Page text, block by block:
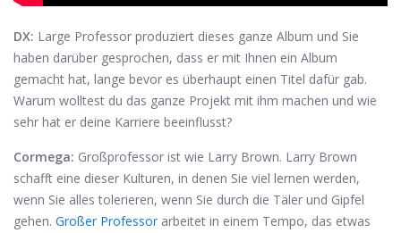
DX: Large Professor produziert dieses ganze Album und Sie
haben darüber gesprochen, dass er mit Ihnen ein Album
gemacht hat, lange bevor es überhaupt einen Titel dafür gab.
Warum wolltest du das ganze Projekt mit ihm machen und wie
sehr hat er deine Karriere beeinflusst?
Cormega: Großprofessor ist wie Larry Brown. Larry Brown
schafft eine dieser Kulturen, in denen Sie viel lernen werden,
wenn Sie alles tolerieren, wenn Sie durch die Täler und Gipfel
gehen. Großer Professorarbeitet in einem Tempo, das etwas